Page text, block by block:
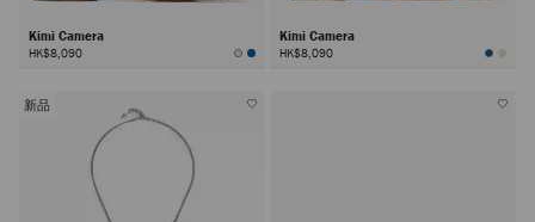
Kimi Camera
HK$8,090
Kimi Camera
HK$8,090
新品